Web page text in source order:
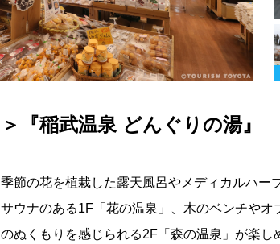
＞『稲武温泉 どんぐりの湯』
季節の花を植栽した露天風呂やメディカルハー
サウナのある1F「花の温泉」、木のベンチやオ
のぬくもりを感じられる2F「森の温泉」が楽し